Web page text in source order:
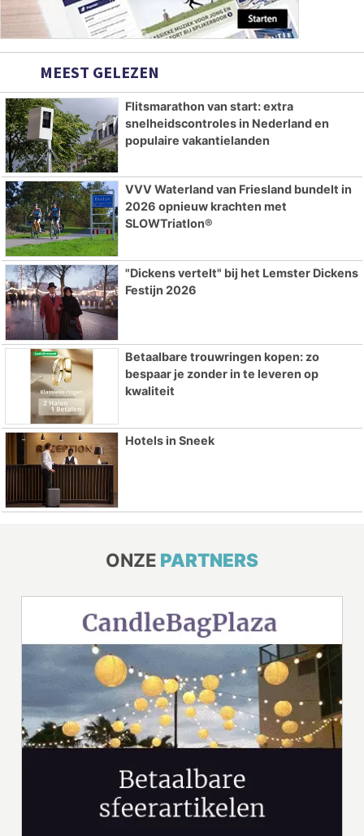
MEEST GELEZEN
Flitsmarathon van start: extra
snelheidscontroles in Nederland en
populaire vakantielanden
VVV Waterland van Friesland bundelt in
2026 opnieuw krachten met
SLOWTriatlon®
"Dickens vertelt" bij het Lemster Dickens
Festijn 2026
Betaalbare trouwringen kopen: zo
bespaar je zonder in te leveren op
kwaliteit
Hotels in Sneek
ONZE PARTNERS